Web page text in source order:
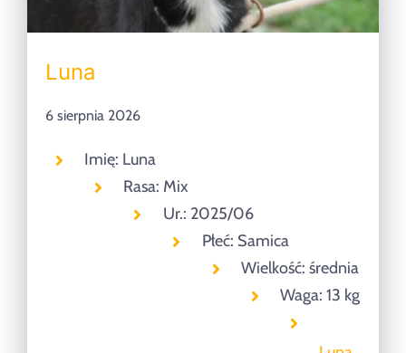
Luna
6 sierpnia 2026
Imię: Luna
Rasa: Mix
Ur.: 2025/06
Płeć: Samica
Wielkość: średnia
Waga: 13 kg